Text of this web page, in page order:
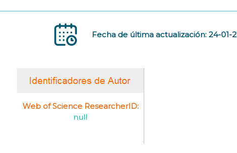
Fecha de última actualización: 24-01-
Web of Science ResearcherID:
null